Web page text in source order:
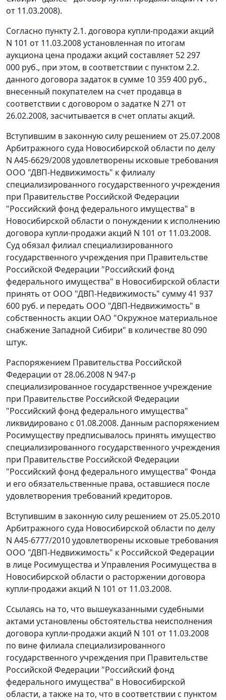
от 11.03.2008).
Согласно пункту 2.1. договора купли-продажи акций
N 101 от 11.03.2008 установленная по итогам
аукциона цена продажи акций составляет 52 297
000 руб., при этом, в соответствии с пунктом 2.2.
данного договора задаток в сумме 10 359 400 руб.,
внесенный покупателем на счет продавца в
соответствии с договором о задатке N 271 от
26.02.2008, засчитывается в счет оплаты акций.
Вступившим в законную силу решением от 25.07.2008
Арбитражного суда Новосибирской области по делу
N А45-6629/2008 удовлетворены исковые требования
ООО "ДВП-Недвижимость" к филиалу
специализированного государственного учреждения
при Правительстве Российской Федерации
"Российский фонд федерального имущества" в
Новосибирской области о понуждении к исполнению
договора купли-продажи акций N 101 от 11.03.2008.
Суд обязал филиал специализированного
государственного учреждения при Правительстве
Российской Федерации "Российский фонд
федерального имущества" в Новосибирской области
принять от ООО "ДВП-Недвижимость" сумму 41 937
600 руб. и передать ООО "ДВП-Недвижимость" в
собственность акции ОАО "Окружное материальное
снабжение Западной Сибири" в количестве 80 090
штук.
Распоряжением Правительства Российской
Федерации от 28.06.2008 N 947-р
специализированное государственное учреждение
при Правительстве Российской Федерации
"Российский фонд федерального имущества"
ликвидировано с 01.08.2008. Данным распоряжением
Росимуществу предписывалось принять имущество
специализированного государственного учреждения
при Правительстве Российской Федерации
"Российский фонд федерального имущества" Фонда
и его обязательственные права, оставшиеся после
удовлетворения требований кредиторов.
Вступившим в законную силу решением от 25.05.2010
Арбитражного суда Новосибирской области по делу
N А45-6777/2010 удовлетворены исковые требования
ООО "ДВП-Недвижимость" к Российской Федерации
в лице Росимущества и Управления Росимущества в
Новосибирской области о расторжении договора
купли-продажи акций N 101 от 11.03.2008.
Ссылаясь на то, что вышеуказанными судебными
актами установлены обстоятельства неисполнения
договора купли-продажи акций N 101 от 11.03.2008
по вине филиала специализированного
государственного учреждения при Правительстве
Российской Федерации "Российский фонд
федерального имущества" в Новосибирской
области, а также на то, что в соответствии с пунктом